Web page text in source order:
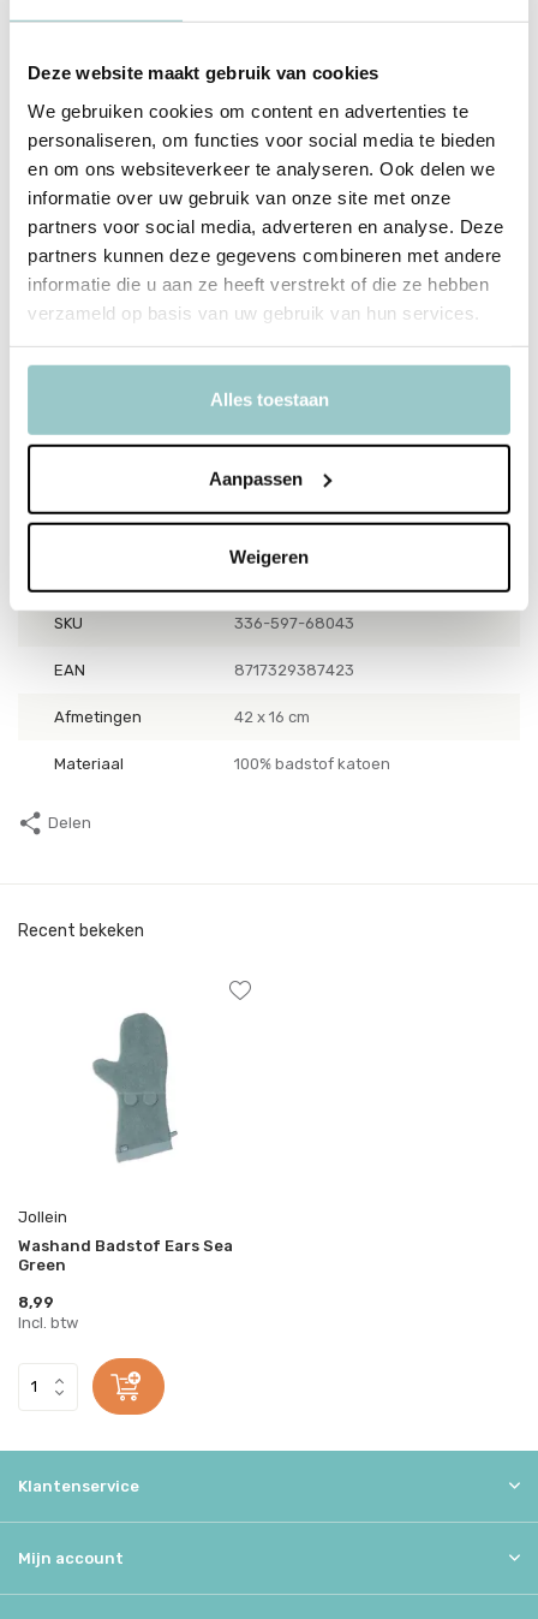
Deze website maakt gebruik van cookies
We gebruiken cookies om content en advertenties te
personaliseren, om functies voor social media te bieden
en om ons websiteverkeer te analyseren. Ook delen we
informatie over uw gebruik van onze site met onze
partners voor social media, adverteren en analyse. Deze
partners kunnen deze gegevens combineren met andere
informatie die u aan ze heeft verstrekt of die ze hebben
verzameld op basis van uw gebruik van hun services.
Alles toestaan
Aanpassen
Weigeren
kleintje. Met een royale afmeting van 42 x 16 cm is hij ideaal voor
praktisch, maar ook een stijlvolle toevoeging aan je
verzorgingsroutine.
Wat maakt dit zo fijn
Zacht en comfortabel voor gevoelige babyhuid
Duurzaam en eco-vriendelijk materiaal
Stijlvol ontwerp dat past bij elk modern gezin
Wat je moet weten
Afmetingen: 42 x 16 cm
Geschikt voor kinderen van 0 tot 12 maanden
Ontdek hoe dewashandjesvan Jollein jouw dagelijkse routine
kunnen verrijken. Klik door en ervaar zelf het verschil!
SKU 336-597-68043
EAN 8717329387423
Afmetingen 42 x 16 cm
Materiaal 100% badstof katoen
Delen
Recent bekeken
Jollein
Washand Badstof Ears Sea
Green
8,99
Incl. btw
Klantenservice
Mijn account